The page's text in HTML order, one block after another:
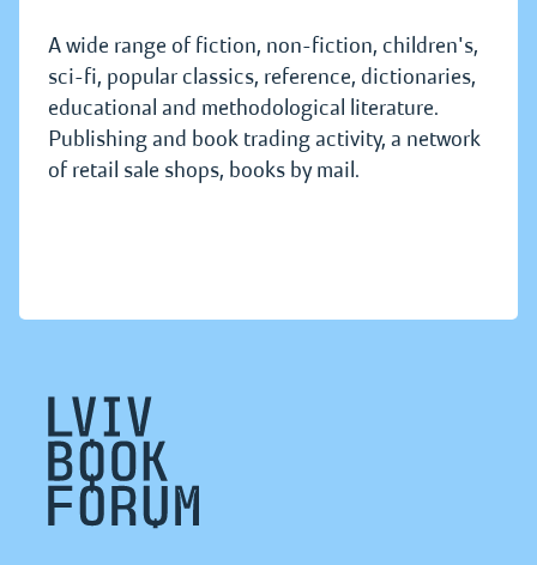
A wide range of fiction, non-fiction, children's,
sci-fi, popular classics, reference, dictionaries,
educational and methodological literature.
Publishing and book trading activity, a network
of retail sale shops, books by mail.